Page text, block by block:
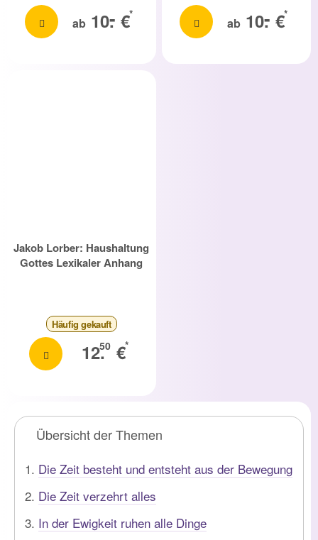
ab10.
- €
*
ab 10.
- €
*
Jakob Lorber: Haushaltung
Gottes Lexikaler Anhang
Häufiggekauft
12.50 €
*
Übersicht der Themen
Die Zeit besteht und entsteht aus der Bewegung
Die Zeit verzehrt alles
In der Ewigkeit ruhen alle Dinge